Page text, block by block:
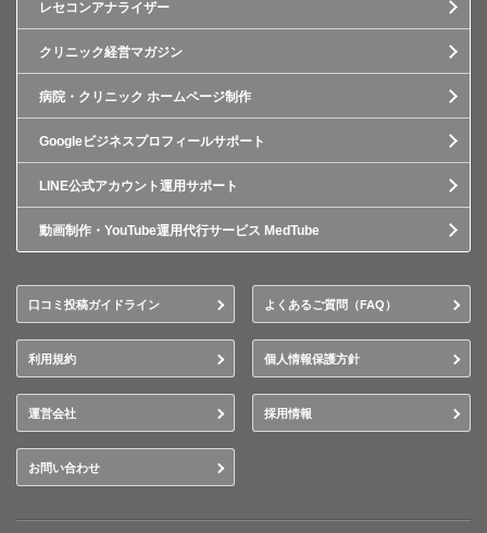
レセコンアナライザー
クリニック経営マガジン
病院・クリニック ホームページ制作
Googleビジネスプロフィールサポート
LINE公式アカウント運用サポート
動画制作・YouTube運用代行サービス MedTube
口コミ投稿ガイドライン よくあるご質問（FAQ）
利用規約 個人情報保護方針
運営会社 採用情報
お問い合わせ